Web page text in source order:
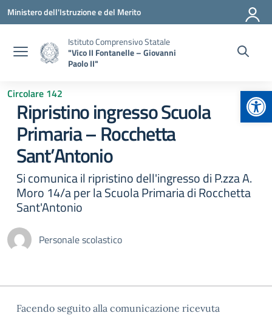
Vai ai contenuti
Vai al menu di navigazione
Vai al footer
Ministero dell'Istruzione e del Merito
Istituto Comprensivo Statale
"Vico II Fontanelle – Giovanni
Paolo II"
Circolare 142
Ripristino ingresso Scuola
Primaria – Rocchetta
Sant’Antonio
Si comunica il ripristino dell'ingresso di P.zza A.
Moro 14/a per la Scuola Primaria di Rocchetta
Sant'Antonio
Personale scolastico
Facendo seguito alla comunicazione ricevuta